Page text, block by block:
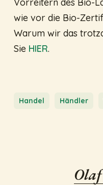
wie vor die Bio-
Warum wir das
Sie HIER.
Handel Händler